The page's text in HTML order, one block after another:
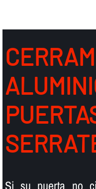
Si su puerta no